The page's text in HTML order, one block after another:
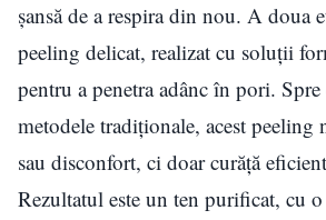
șansă de a respira din nou. A doua
peeling delicat, realizat cu soluții
pentru a penetra adânc în pori. Spre
metodele tradiționale, acest peeling
sau disconfort, ci doar curăță
Rezultatul este un ten purificat, cu o